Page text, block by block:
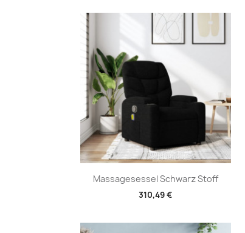
Massagesessel Schwarz Stoff
310,49 €
Vorschau